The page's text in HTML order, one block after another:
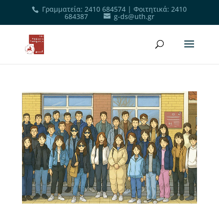
Γραμματεία: 2410 684574 |Φοιτητικά: 2410
684387 g-ds@uth.gr